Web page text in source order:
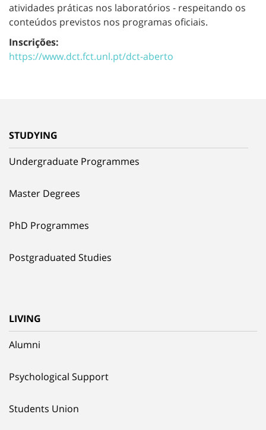
atividades práticas nos laboratórios - respeitando os
conteúdos previstos nos programas oficiais.
Inscrições:
https://www.dct.fct.unl.pt/dct-aberto
STUDYING
Undergraduate Programmes
Master Degrees
PhD Programmes
Postgraduated Studies
LIVING
Alumni
Psychological Support
Students Union